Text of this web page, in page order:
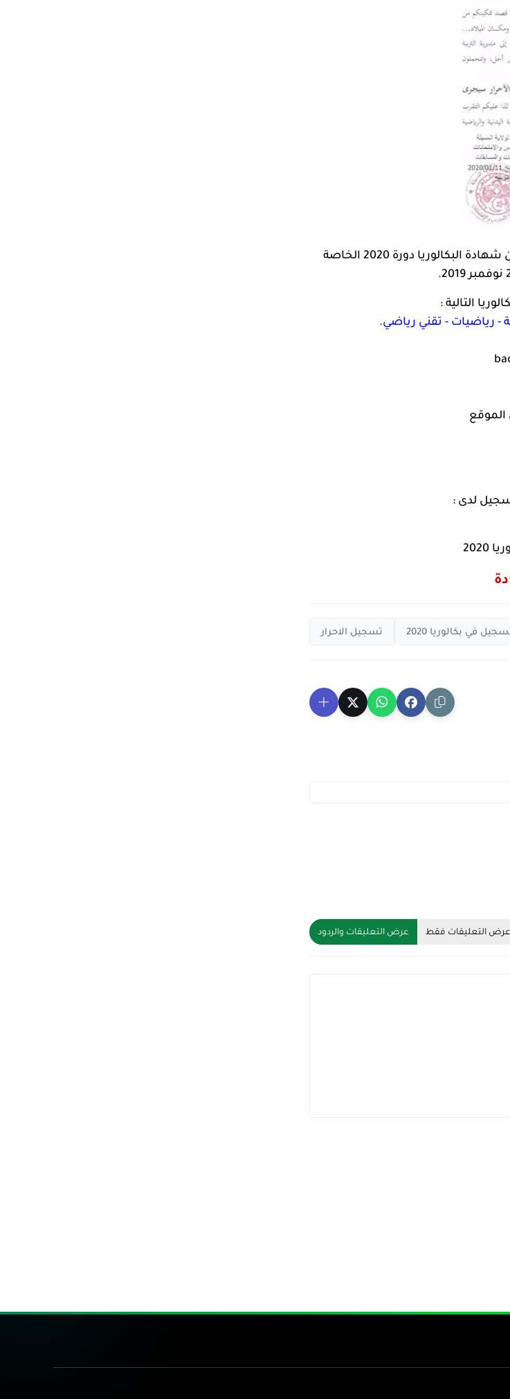
يعلن الديوان الوطني للامتحانات و المسابقات أن التسجيلات في امتحان شهادة البكالوريا دورة 2020 الخاصة
التالية :
- رياضيات - تقني رياضي.
لدى :
في بكالوريا 2020 تسجيل الاحرار
عرض التعليقات فقط عرض التعليقات والردود